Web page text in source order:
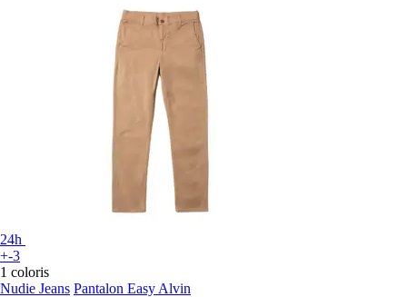
24h
+-3
1 coloris
Nudie Jeans Pantalon Easy Alvin